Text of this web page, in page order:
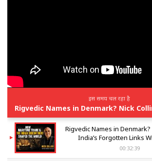
इस समय चल रहा है
Rigvedic Names in
India’s Forgotten Links
00:32:39